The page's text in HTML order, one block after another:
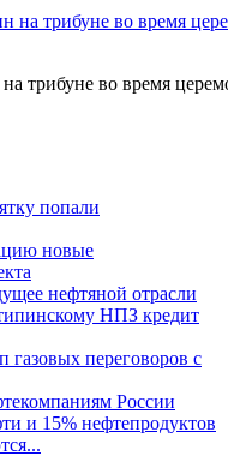
трибуне во время
попали
новые
нефтяной отрасли
НПЗ кредит
газовых переговоров с
России
и 15% нефтепродуктов